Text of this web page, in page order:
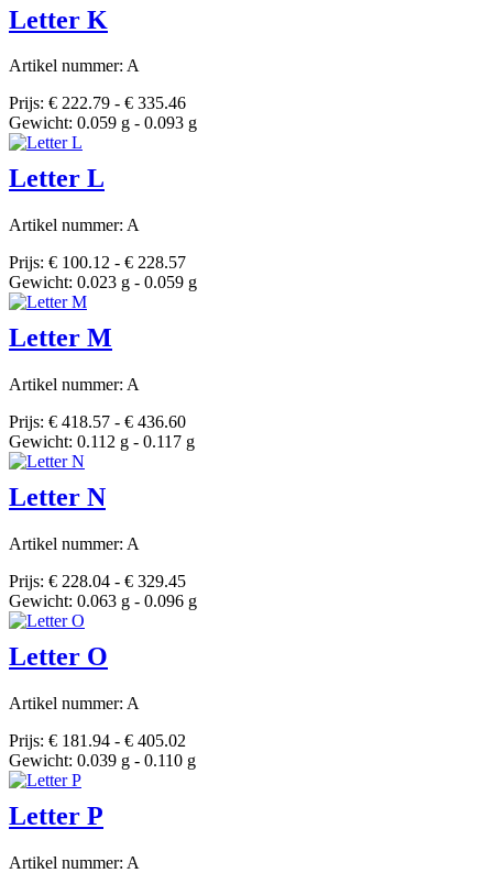
Letter K
Artikel nummer: A
Prijs: € 222.79 - € 335.46
Gewicht: 0.059 g - 0.093 g
Letter L
Artikel nummer: A
Prijs: € 100.12 - € 228.57
Gewicht: 0.023 g - 0.059 g
Letter M
Artikel nummer: A
Prijs: € 418.57 - € 436.60
Gewicht: 0.112 g - 0.117 g
Letter N
Artikel nummer: A
Prijs: € 228.04 - € 329.45
Gewicht: 0.063 g - 0.096 g
Letter O
Artikel nummer: A
Prijs: € 181.94 - € 405.02
Gewicht: 0.039 g - 0.110 g
Letter P
Artikel nummer: A